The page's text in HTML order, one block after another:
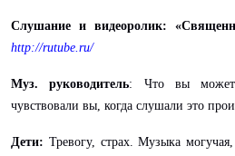
Слушание и видеоролик:
http://rutube.ru/
Муз. руководитель: Что вы
чувствовали вы, когда слушали это
Дети: Тревогу, страх. Музыка